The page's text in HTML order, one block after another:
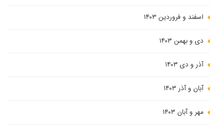
اسفند و فروردین ۱۴۰۳
دی و بهمن ۱۴۰۳
آذر و دی ۱۴۰۳
آبان و آذر ۱۴۰۳
مهر و آبان ۱۴۰۳